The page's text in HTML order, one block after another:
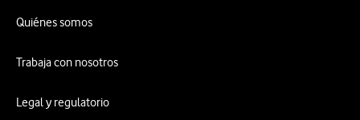
Quiénes somos
Trabaja con nosotros
Legal y regulatorio